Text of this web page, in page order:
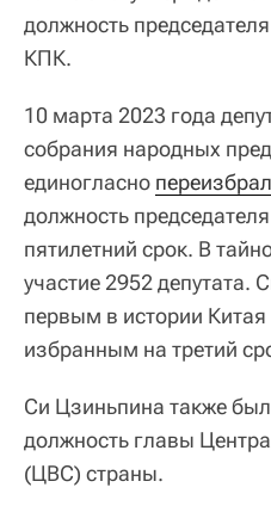
должность
КПК.
10 марта 2023 года
собрания народных
единогласно
должность
пятилетний срок. В
участие 2952 депутата.
первым в истории
избранным на третий
Си Цзиньпина также был
должность главы
(ЦВС) страны.